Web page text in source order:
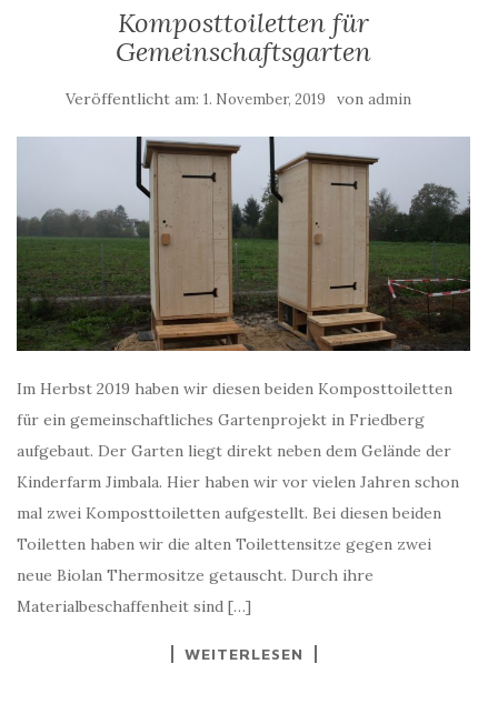
Komposttoiletten für
Gemeinschaftsgarten
Veröffentlicht am: 1. November, 2019 von admin
Im Herbst 2019 haben wir diesen beiden Komposttoiletten
für ein gemeinschaftliches Gartenprojekt in Friedberg
aufgebaut. Der Garten liegt direkt neben dem Gelände der
Kinderfarm Jimbala. Hier haben wir vor vielen Jahren schon
mal zwei Komposttoiletten aufgestellt. Bei diesen beiden
Toiletten haben wir die alten Toilettensitze gegen zwei
neue Biolan Thermositze getauscht. Durch ihre
Materialbeschaffenheit sind […]
WEITERLESEN